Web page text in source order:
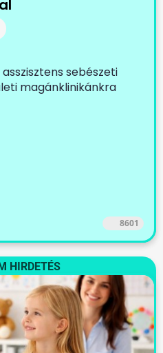
sebészeti
magánklinikánkra
8601
HIRDETÉS